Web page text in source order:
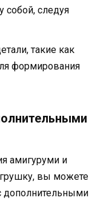
собой, следуя
такие как
формирования
амигуруми и
вы можете
дополнительными